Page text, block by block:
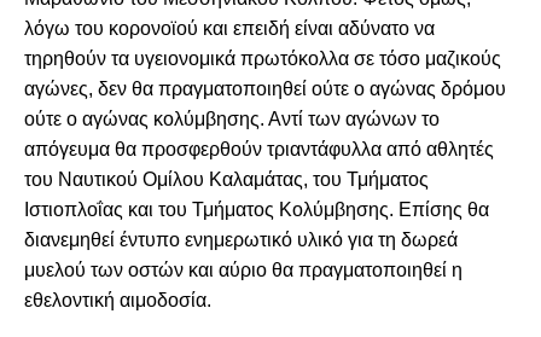
λόγω του κορονοϊού και επειδή είναι αδύνατο να
τηρηθούν τα υγειονομικά πρωτόκολλα σε τόσο μαζικούς
αγώνες, δεν θα πραγματοποιηθεί ούτε ο αγώνας δρόμου
ούτε ο αγώνας κολύμβησης. Αντί των αγώνων το
απόγευμα θα προσφερθούν τριαντάφυλλα από αθλητές
του Ναυτικού Ομίλου Καλαμάτας, του Τμήματος
Ιστιοπλοΐας και του Τμήματος Κολύμβησης. Επίσης θα
διανεμηθεί έντυπο ενημερωτικό υλικό για τη δωρεά
μυελού των οστών και αύριο θα πραγματοποιηθεί η
εθελοντική αιμοδοσία.